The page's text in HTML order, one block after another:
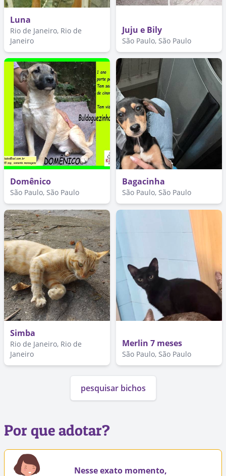
Luna
Rio de Janeiro, Rio de
Janeiro
Juju e Bily
São Paulo, São Paulo
Domênico
São Paulo, São Paulo
Bagacinha
São Paulo, São Paulo
Simba
Rio de Janeiro, Rio de
Janeiro
Merlin 7 meses
São Paulo, São Paulo
pesquisar bichos
Por que adotar?
Nesse exato momento,